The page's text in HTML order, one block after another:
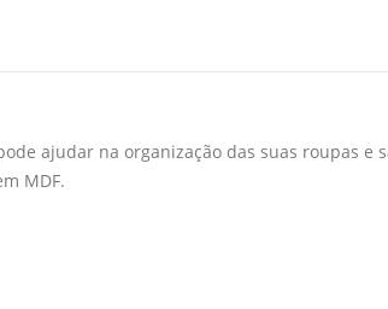
ajudar na organização das suas roupas e
MDF.